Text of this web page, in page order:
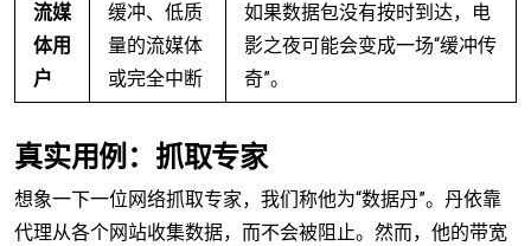
流媒
体用
户
缓冲、低质
量的流媒体
或完全中断
如果数据包没有按时到达，电
影之夜可能会变成一场“缓冲传
奇”。
真实用例：抓取专家
想象一下一位网络抓取专家，我们称他为“数据丹”。丹依靠
代理从各个网站收集数据，而不会被阻止。然而，他的带宽